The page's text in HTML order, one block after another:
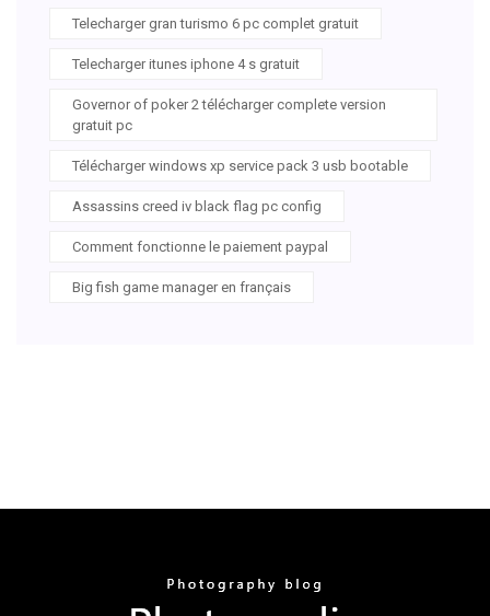
Telecharger gran turismo 6 pc complet gratuit
Telecharger itunes iphone 4 s gratuit
Governor of poker 2 télécharger complete version
gratuit pc
Télécharger windows xp service pack 3 usb bootable
Assassins creed iv black flag pc config
Comment fonctionne le paiement paypal
Big fish game manager en français